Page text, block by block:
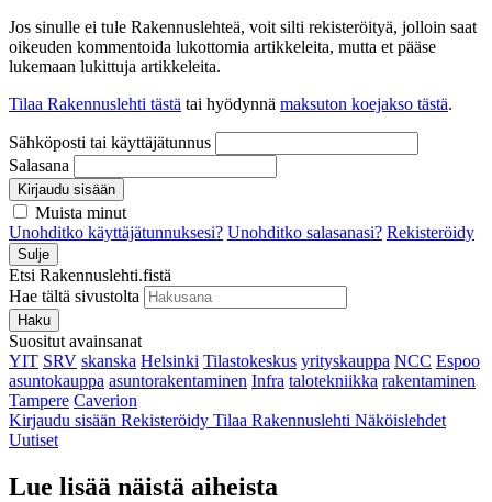
Jos sinulle ei tule Rakennuslehteä, voit silti rekisteröityä, jolloin saat
oikeuden kommentoida lukottomia artikkeleita, mutta et pääse
lukemaan lukittuja artikkeleita.
Tilaa Rakennuslehti tästä tai hyödynnä maksuton koejakso tästä.
Sähköposti tai käyttäjätunnus
Salasana
Kirjaudu sisään
Muista minut
Unohditko käyttäjätunnuksesi? Unohditko salasanasi? Rekisteröidy
Sulje
Etsi Rakennuslehti.fistä
Hae tältä sivustolta
Haku
Suositut avainsanat
YIT SRV skanska Helsinki Tilastokeskus yrityskauppa NCC Espoo
asuntokauppa asuntorakentaminen Infra talotekniikka rakentaminen
Tampere Caverion
Kirjaudu sisään Rekisteröidy Tilaa Rakennuslehti Näköislehdet
Uutiset
Lue lisää näistä aiheista